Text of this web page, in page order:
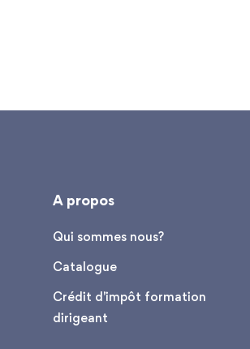
A propos
Qui sommes nous?
Catalogue
Crédit d'impôt formation
dirigeant